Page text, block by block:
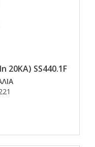
20KA) SS440.1F